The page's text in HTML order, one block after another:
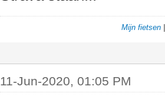
Mijn fietsen
11-Jun-2020, 01:05 PM